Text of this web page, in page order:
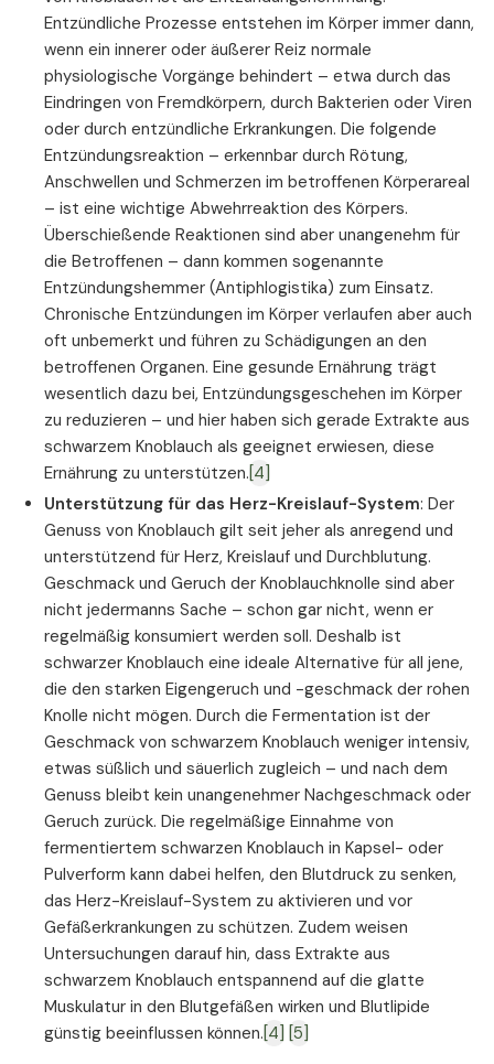
Entzündliche Prozesse entstehen im Körper immer dann,
wenn ein innerer oder äußerer Reiz normale
physiologische Vorgänge behindert – etwa durch das
Eindringen von Fremdkörpern, durch Bakterien oder Viren
oder durch entzündliche Erkrankungen. Die folgende
Entzündungsreaktion – erkennbar durch Rötung,
Anschwellen und Schmerzen im betroffenen Körperareal
– ist eine wichtige Abwehrreaktion des Körpers.
Überschießende Reaktionen sind aber unangenehm für
die Betroffenen – dann kommen sogenannte
Entzündungshemmer (Antiphlogistika) zum Einsatz.
Chronische Entzündungen im Körper verlaufen aber auch
oft unbemerkt und führen zu Schädigungen an den
betroffenen Organen. Eine gesunde Ernährung trägt
wesentlich dazu bei, Entzündungsgeschehen im Körper
zu reduzieren – und hier haben sich gerade Extrakte aus
schwarzem Knoblauch als geeignet erwiesen, diese
Ernährung zu unterstützen. [4]
Unterstützung für das Herz-Kreislauf-System: Der
Genuss von Knoblauch gilt seit jeher als anregend und
unterstützend für Herz, Kreislauf und Durchblutung.
Geschmack und Geruch der Knoblauchknolle sind aber
nicht jedermanns Sache – schon gar nicht, wenn er
regelmäßig konsumiert werden soll. Deshalb ist
schwarzer Knoblauch eine ideale Alternative für all jene,
die den starken Eigengeruch und -geschmack der rohen
Knolle nicht mögen. Durch die Fermentation ist der
Geschmack von schwarzem Knoblauch weniger intensiv,
etwas süßlich und säuerlich zugleich – und nach dem
Genuss bleibt kein unangenehmer Nachgeschmack oder
Geruch zurück. Die regelmäßige Einnahme von
fermentiertem schwarzen Knoblauch in Kapsel- oder
Pulverform kann dabei helfen, den Blutdruck zu senken,
das Herz-Kreislauf-System zu aktivieren und vor
Gefäßerkrankungen zu schützen. Zudem weisen
Untersuchungen darauf hin, dass Extrakte aus
schwarzem Knoblauch entspannend auf die glatte
Muskulatur in den Blutgefäßen wirken und Blutlipide
günstig beeinflussen können. [4] [5]